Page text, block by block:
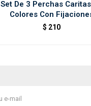
Set De 3 Perchas
Colores Con
Ducasse
$ 210